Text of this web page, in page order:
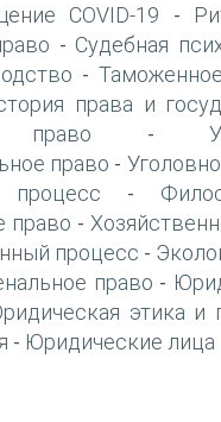
COVID-19 -
- Судебная
-
права и
право -
право -
процесс -
право -
процесс -
право -
этика и
- Юридические лица